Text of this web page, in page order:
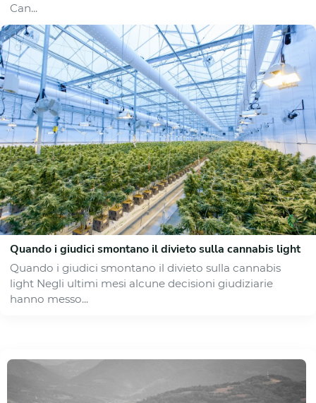
Can...
Quando i giudici smontano il divieto sulla cannabis light
Quando i giudici smontano il divieto sulla cannabis
light Negli ultimi mesi alcune decisioni giudiziarie
hanno messo...